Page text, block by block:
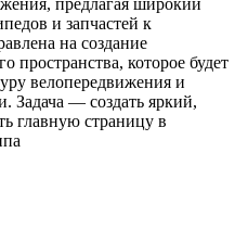
и запчастей к
на создание
пространства, которое будет
велопередвижения и
Задача — создать яркий,
главную страницу в